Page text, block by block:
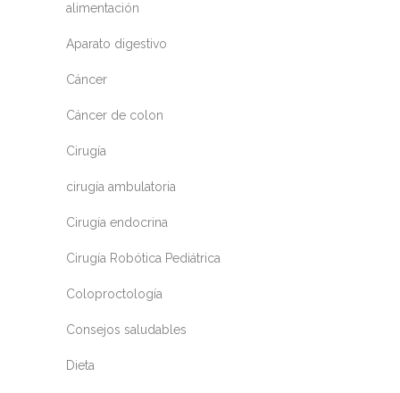
alimentación
Aparato digestivo
Cáncer
Cáncer de colon
Cirugía
cirugía ambulatoria
Cirugía endocrina
Cirugía Robótica Pediátrica
Coloproctología
Consejos saludables
Dieta